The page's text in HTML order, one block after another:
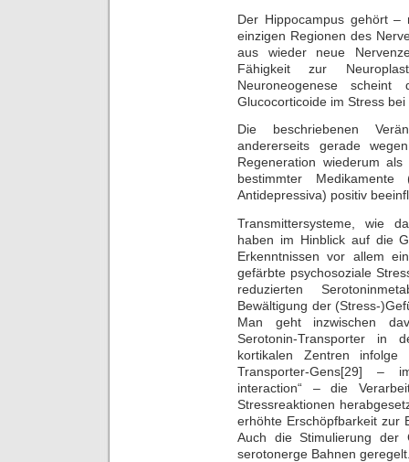
Der Hippocampus gehört
einzigen Regionen des
aus wieder neue
Fähigkeit zur
Neuroneogenese
Glucocorticoide im Stress
Die beschriebenen
andererseits gerade
Regeneration wiederum
bestimmter
Antidepressiva) positiv
Transmittersysteme, wie
haben im Hinblick auf die
Erkenntnissen vor allem
gefärbte psychosoziale
reduzierten
Bewältigung der (Stress-
Man geht inzwischen
Serotonin-Transporter in
kortikalen Zentren
Transporter-Gens[29] –
interaction“ – die
Stressreaktionen
erhöhte Erschöpfbarkeit zur
Auch die Stimulierung der
serotonerge Bahnen